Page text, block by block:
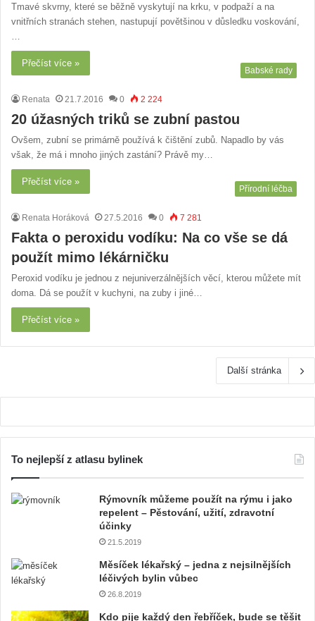
Tmavé skvrny, které se běžně vyskytují na krku, v podpaží a na
vnitřních stranách stehen, nastupují povětšinou v důsledku voskování,
Přečíst více »
Babské rady
Renata 21.7.2016 0 2 224
20 úžasných triků se zubní pastou
Ovšem, zubní se primárně používá k čištění zubů. Napadlo by vás
však, že má i mnoho jiných zastání? Právě my…
Přečíst více »
Přírodní léčba
Renata Horáková 27.5.2016 0 7 281
Fakta o peroxidu vodíku: Na co vše se dá
použít mimo lékárničku
Peroxid vodíku je jednou z nejuniverzálnějších věcí, kterou můžete mít
doma. Dá se použít v kuchyni, na zuby i jiné…
Přečíst více »
Další stránka
To nejlepší z atlasu bylinek
Rýmovník můžeme použít na rýmu i jako
repelent – Pěstování, užití, zdravotní
účinky
21.5.2019
Měsíček lékařský – jedna z nejsilnějších
léčivých bylin vůbec
26.8.2019
Kdo pije každý den řebříček, bude se těšit